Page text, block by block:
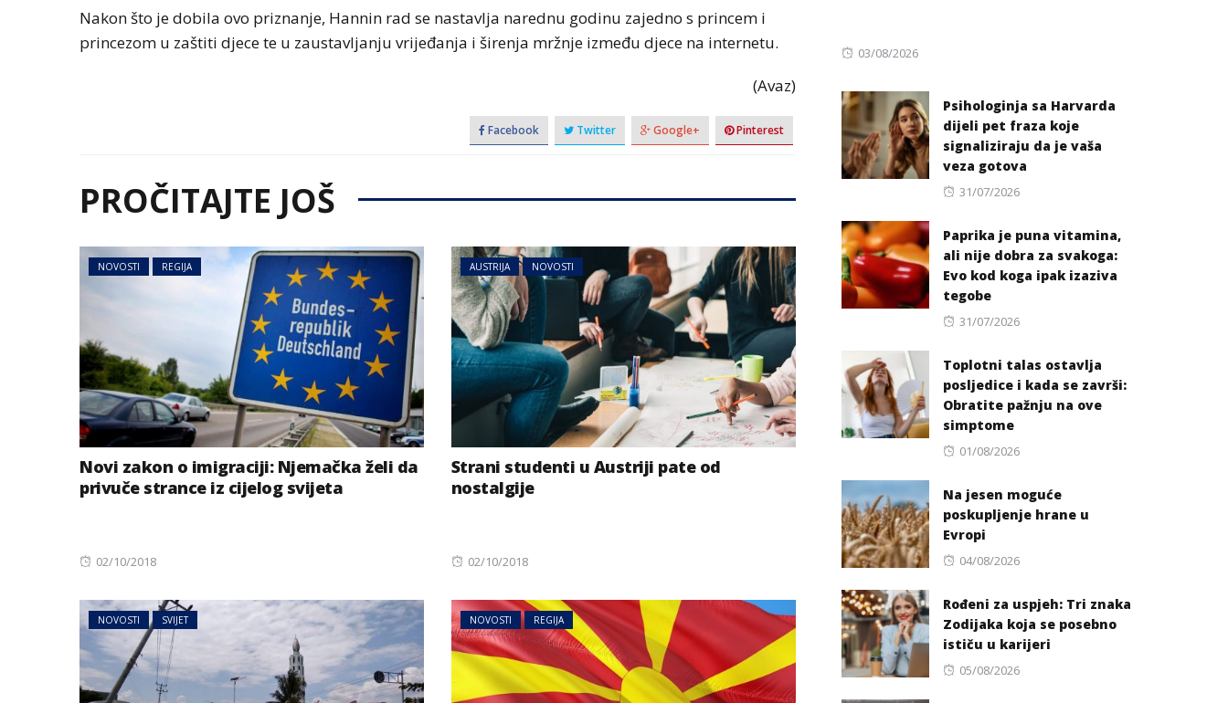
Nakon što je dobila ovo priznanje, Hannin rad se nastavlja narednu godinu zajedno s princem i
princezom u zaštiti djece te u zaustavljanju vrijeđanja i širenja mržnje između djece na internetu.
(Avaz)
Facebook Twitter Google+ Pinterest
PROČITAJTE JOŠ
NOVOSTI REGIJA
Novi zakon o imigraciji: Njemačka želi da
privuče strance iz cijelog svijeta
Posted
02/10/2018
AUSTRIJA NOVOSTI
Strani studenti u Austriji pate od
nostalgije
Posted
02/10/2018
NOVOSTI SVIJET NOVOSTI REGIJA
Posted
03/08/2026
Psihologinja sa Harvarda
dijeli pet fraza koje
signaliziraju da je vaša
veza gotova
Posted
31/07/2026
Paprika je puna vitamina,
ali nije dobra za svakoga:
Evo kod koga ipak izaziva
tegobe
Posted
31/07/2026
Toplotni talas ostavlja
posljedice i kada se završi:
Obratite pažnju na ove
simptome
Posted
01/08/2026
Na jesen moguće
poskupljenje hrane u
Evropi
Posted
04/08/2026
Rođeni za uspjeh: Tri znaka
Zodijaka koja se posebno
ističu u karijeri
Posted
05/08/2026